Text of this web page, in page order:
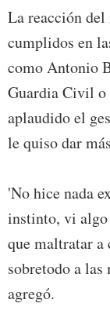
La reacción del
cumplidos en
como Antonio
Guardia Civil o
aplaudido el
le quiso dar
'No hice nada
instinto, vi algo
que maltratar a
sobretodo a las
agregó.